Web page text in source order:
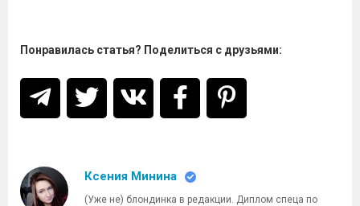
Понравилась статья? Поделиться с друзьями:
Ксения Минина
(Уже не) блондинка в редакции. Диплом спеца по